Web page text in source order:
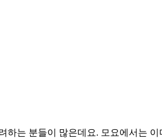
는 분들이 많은데요. 모요에서는